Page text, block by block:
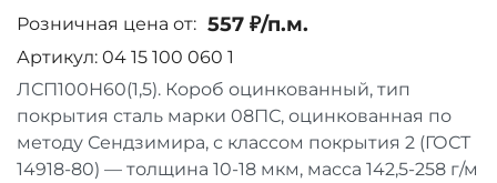
Розничная цена от: 557 ₽/п.м.
Артикул: 04 15 100 060 1
ЛСП100Н60(1,5). Короб оцинкованный, тип
покрытия сталь марки 08ПС, оцинкованная по
методу Сендзимира, с классом покрытия 2 (ГОСТ
14918-80) — толщина 10-18 мкм, масса 142,5-258 г/м
Соглашаюсь на обработку персональных данных